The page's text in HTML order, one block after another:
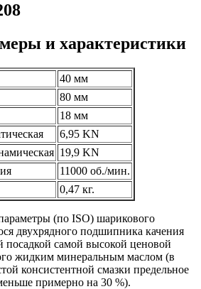
и характеристики
40 мм
80 мм
18 мм
6,95 KN
19,9 KN
11000 об./мин.
0,47 кг.
(по ISO) шарикового
двухрядного подшипника качения
посадкой самой высокой ценовой
жидким минеральным маслом (в
консистентной смазки предельное
примерно на 30 %).